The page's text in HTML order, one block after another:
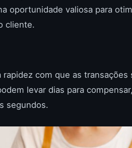
oportunidade valiosa para
cliente.
com que as transações
levar dias para
segundos.